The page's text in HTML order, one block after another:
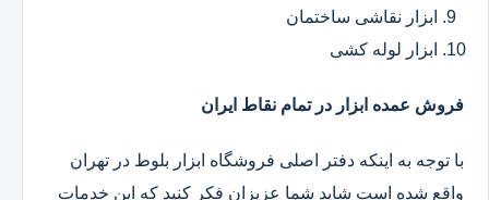
ابزار نقاشی ساختمان
ابزار لوله کشی
فروش عمده ابزار در تمام نقاط ایران
با توجه به اینکه دفتر اصلی فروشگاه ابزار بلوط در تهران
واقع شده است شاید شما عزیزان فکر کنید که این خدمات